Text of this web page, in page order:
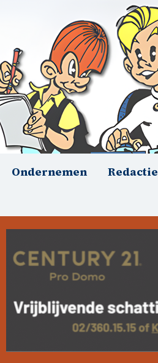
Ondernemen Redactie